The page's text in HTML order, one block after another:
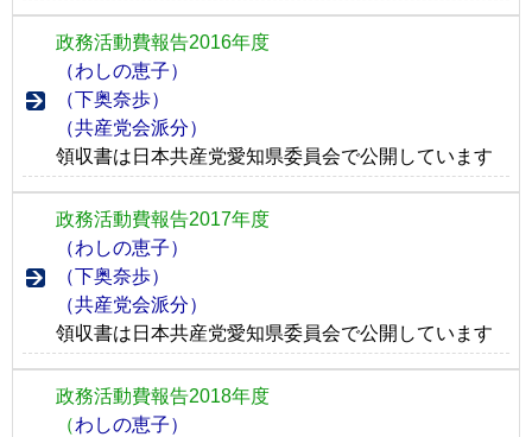
政務活動費報告2016年度
（わしの恵子）
（下奥奈歩）
（共産党会派分）
領収書は日本共産党愛知県委員会で公開しています
政務活動費報告2017年度
（わしの恵子）
（下奥奈歩）
（共産党会派分）
領収書は日本共産党愛知県委員会で公開しています
政務活動費報告2018年度
（わしの恵子）